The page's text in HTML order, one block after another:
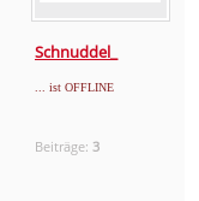
Schnuddel_
... ist OFFLINE
Beiträge:3